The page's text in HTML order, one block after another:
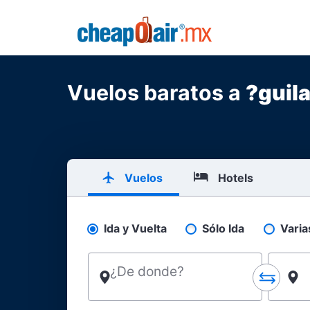
Vuelos baratos a ?guila
Vuelos Hotels
Pick your flight type
Ida y Vuelta Sólo Ida
¿De donde?